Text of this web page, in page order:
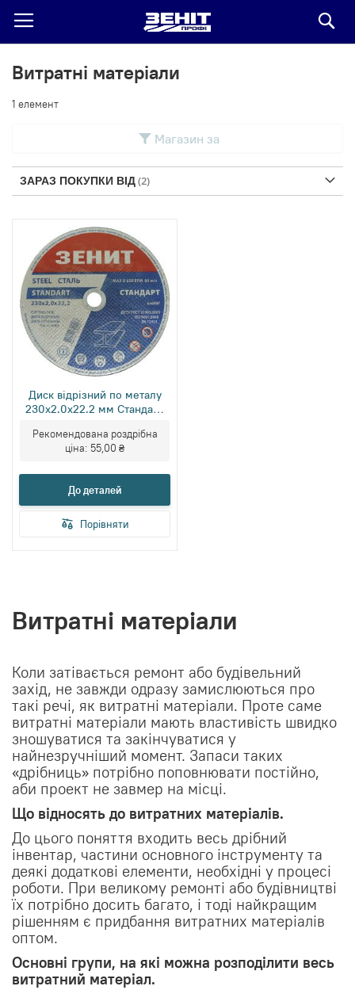
Витратні матеріали
1 елемент
Магазин за
ЗАРАЗ ПОКУПКИ ВІД
Диск відрізний по металу
230х2.0х22.2 мм Стандарт
Рекомендована роздрібна
ціна: 55,00 ₴
До деталей
Порівняти
Витратні матеріали
Коли затівається ремонт або будівельний
захід, не завжди одразу замислюються про
такі речі, як витратні матеріали. Проте саме
витратні матеріали мають властивість швидко
зношуватися та закінчуватися у
найнезручніший момент. Запаси таких
«дрібниць» потрібно поповнювати постійно,
аби проект не завмер на місці.
Що відносять до витратних матеріалів.
До цього поняття входить весь дрібний
інвентар, частини основного інструменту та
деякі додаткові елементи, необхідні у процесі
роботи. При великому ремонті або будівництві
їх потрібно досить багато, і тоді найкращим
рішенням є придбання витратних матеріалів
оптом.
Основні групи, на які можна розподілити весь
витратний матеріал.